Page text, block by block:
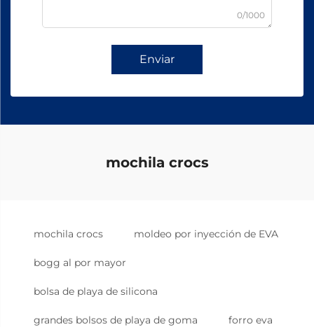
0/1000
Enviar
mochila crocs
mochila crocs moldeo por inyección de EVA
bogg al por mayor
bolsa de playa de silicona
grandes bolsos de playa de goma forro eva